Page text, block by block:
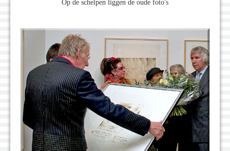
Op de schelpen liggen de oude foto's